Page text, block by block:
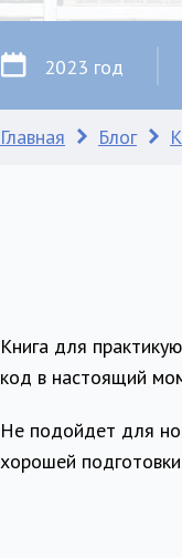
2023 год
Главная Блог
Книга для
код в настоящий
Не подойдет для
хорошей